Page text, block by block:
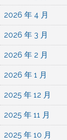
2026 年 4 月
2026 年 3 月
2026 年 2 月
2026 年 1 月
2025 年 12 月
2025 年 11 月
2025 年 10 月